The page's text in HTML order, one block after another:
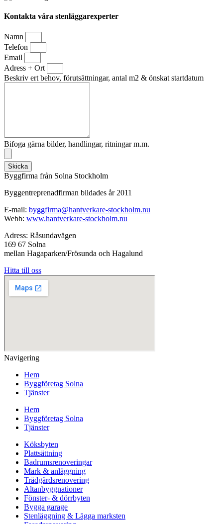
Kontakta våra stenläggarexperter
Namn
Telefon
Email
Adress + Ort
Beskriv ert behov, förutsättningar, antal m2 & önskat startdatum
Bifoga gärna bilder, handlingar, ritningar m.m.
Skicka
Byggfirma från Solna Stockholm
Byggentreprenadfirman bildades år 2011
E-mail: byggfirma@hantverkare-stockholm.nu
Webb: www.hantverkare-stockholm.nu
Adress: Råsundavägen
169 67 Solna
mellan Hagaparken/Frösunda och Hagalund
Hitta till oss
Navigering
Hem
Byggföretag Solna
Tjänster
Hem
Byggföretag Solna
Tjänster
Köksbyten
Plattsättning
Badrumsrenoveringar
Mark & anläggning
Trädgårdsrenovering
Altanbyggnationer
Fönster- & dörrbyten
Bygga garage
Stenläggning & Lägga marksten